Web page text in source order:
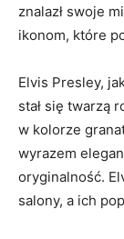
znalazł swoje
ikonom, które
Elvis Presley,
stał się twarzą
w kolorze
wyrazem
oryginalność.
salony, a ich